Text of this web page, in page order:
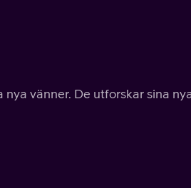
vänner. De utforskar sina